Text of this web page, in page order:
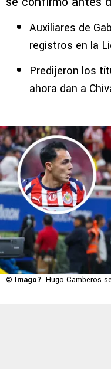
Auxiliares de
registros en la
Predijeron los
ahora dan a
© Imago7 Hugo Camberos